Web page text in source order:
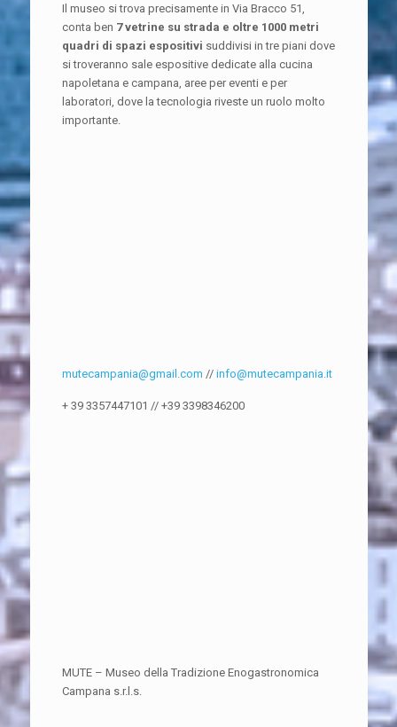
Il museo si trova precisamente in Via Bracco 51,
conta ben 7 vetrine su strada e oltre 1000 metri
quadri di spazi espositivi suddivisi in tre piani dove
si troveranno sale espositive dedicate alla cucina
napoletana e campana, aree per eventi e per
laboratori, dove la tecnologia riveste un ruolo molto
importante.
mutecampania@gmail.com // info@mutecampania.it
+ 39 3357447101 // +39 3398346200
MUTE – Museo della Tradizione Enogastronomica
Campana s.r.l.s.